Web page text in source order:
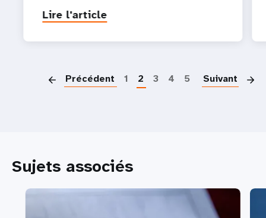
Lire l'article
Précédent 1 2 3 4 5 Suivant
Sujets associés